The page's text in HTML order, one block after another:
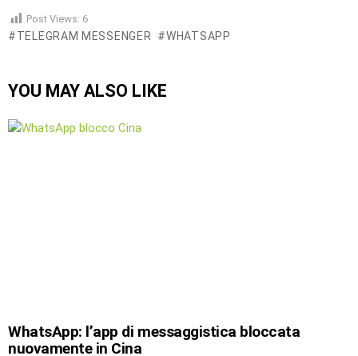
Post Views: 6
TELEGRAM MESSENGER WHATSAPP
YOU MAY ALSO LIKE
WhatsApp: l’app di messaggistica bloccata
nuovamente in Cina